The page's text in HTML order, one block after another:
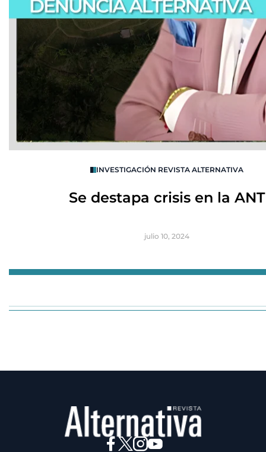
INVESTIGACIÓN REVISTA ALTERNATIVA
Se destapa crisis en la ANT
julio 10, 2024
3